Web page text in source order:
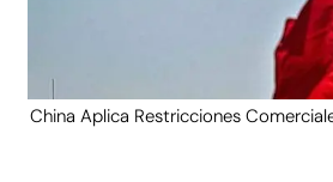
China Aplica Restricciones